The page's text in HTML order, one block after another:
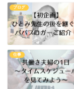
ブログ
仕事